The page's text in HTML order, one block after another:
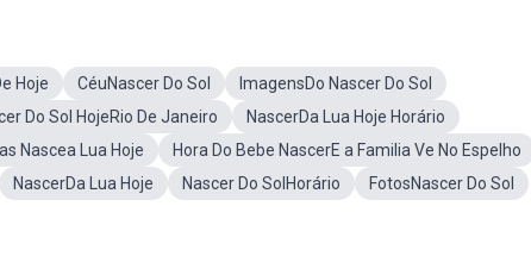
Hoje CéuNascer Do Sol
ImagensDo Nascer Do Sol
Do Sol HojeRio De Janeiro
NascerDa Lua Hoje Horário
Nascea Lua Hoje
Hora Do Bebe NascerE a Familia Ve No Espelho
NascerDa Lua Hoje Nascer Do SolHorário
FotosNascer Do Sol